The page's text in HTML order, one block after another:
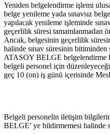
Yeniden belgelendirme işlemi
belge yenileme yada sınavsız
yapılacak yenileme işleminde
geçerlilik süresi tamamlanmadan
Ancak, belgesinin geçerlilik
halinde sınav süresinin
ATASOY BELGE belgelendirme
belgeli personel için
geç 10 (on) iş günü içerisinde
Belgeli personelin iletişim
BELGE’ ye bildirmemesi halinde